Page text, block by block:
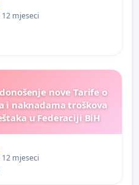
mjeseci
nove Tarife o
i naknadama troškova
u Federaciji BiH
mjeseci